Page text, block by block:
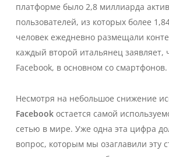
платформе было 2,8 миллиарда
пользователей, из которых более
человек ежедневно размещали
каждый второй итальянец заявляет,
Facebook, в основном со смартфонов.
Несмотря на небольшое снижение
Facebook остается самой
сетью в мире. Уже одна эта цифра
вопрос, которым мы озаглавили эту